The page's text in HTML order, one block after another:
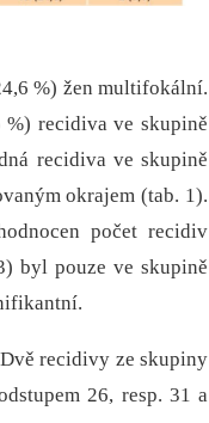
%) žen multifokální.
recidiva ve skupině
recidiva ve skupině
okrajem (tab. 1).
počet recidiv
byl pouze ve skupině
recidivy ze skupiny
26, resp. 31 a